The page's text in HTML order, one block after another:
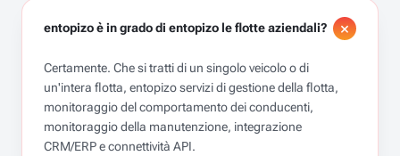
entopizo è in grado di entopizo le flotte aziendali?
Certamente. Che si tratti di un singolo veicolo o di
un'intera flotta, entopizo servizi di gestione della flotta,
monitoraggio del comportamento dei conducenti,
monitoraggio della manutenzione, integrazione
CRM/ERP e connettività API.